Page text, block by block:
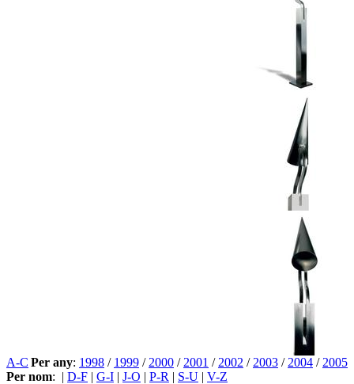
Per any: 1998 / 1999 / 2000 / 2001 / 2002 / 2003 / 2004 / 2005
Per nom:
A-C
| D-F | G-I | J-O | P-R | S-U | V-Z